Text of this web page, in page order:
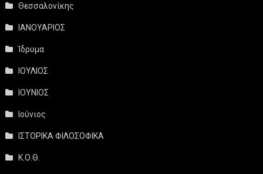
Θεσσαλονίκης
ΙΑΝΟΥΑΡΙΟΣ
Ίδρυμα
ΙΟΥΛΙΟΣ
ΙΟΥΝΙΟΣ
Ιούνιος
ΙΣΤΟΡΙΚΑ ΦΙΛΟΣΟΦΙΚΑ
Κ.Ο.Θ.